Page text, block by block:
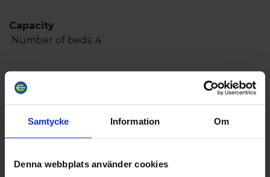
Samtycke Information Om
Denna webbplats använder cookies
Capacity
Number of beds: 4
Facilities
Free Wi-Fi
ABOUT